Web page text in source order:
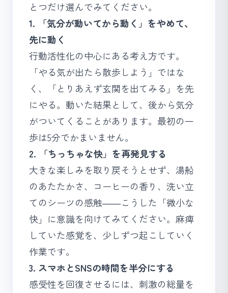
とつだけ選んでみてください。
1. 「気分が動いてから動く」をやめて、
先に動く
行動活性化の中心にある考え方です。
「やる気が出たら散歩しよう」ではな
く、「とりあえず玄関を出てみる」を先
にやる。動いた結果として、後から気分
がついてくることがあります。最初の一
歩は5分でかまいません。
2. 「ちっちゃな快」を再発見する
大きな楽しみを取り戻そうとせず、湯船
のあたたかさ、コーヒーの香り、洗い立
てのシーツの感触――こうした「微小な
快」に意識を向けてみてください。麻痺
していた感覚を、少しずつ起こしていく
作業です。
3. スマホとSNSの時間を半分にする
感受性を回復させるには、刺激の総量を